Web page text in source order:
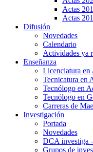
Actas
Actas
Difusión
Novedades
Calendario
Actividades ya
Enseñanza
Licenciatura en
Tecnicatura en
Tecnólogo en
Tecnólogo en
Carreras de
Investigación
Portada
Novedades
DCA investiga
Grupos de